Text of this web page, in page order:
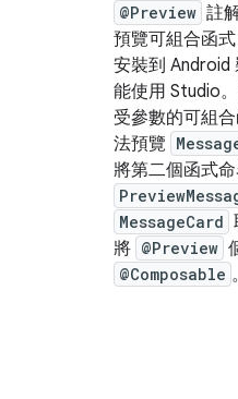
@Preview 註
預覽可組合函
安裝到 Android
能使用 Studio
受參數的可組
法預覽
將第二個函式
MessageCard
將 @Preview
@Composable 。